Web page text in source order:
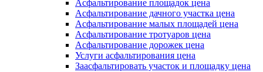
Асфальтирование площадок цена
Асфальтирование дачного участка цена
Асфальтирование малых площадей цена
Асфальтирование тротуаров цена
Асфальтирование дорожек цена
Услуги асфальтирования цена
Заасфальтировать участок и площадку цена